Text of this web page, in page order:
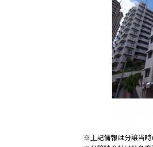
※上記情報は分譲当時